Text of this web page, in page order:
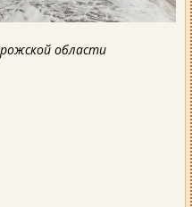
области